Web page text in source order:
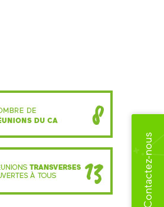
Contactez-nous